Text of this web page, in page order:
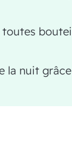
la nuit